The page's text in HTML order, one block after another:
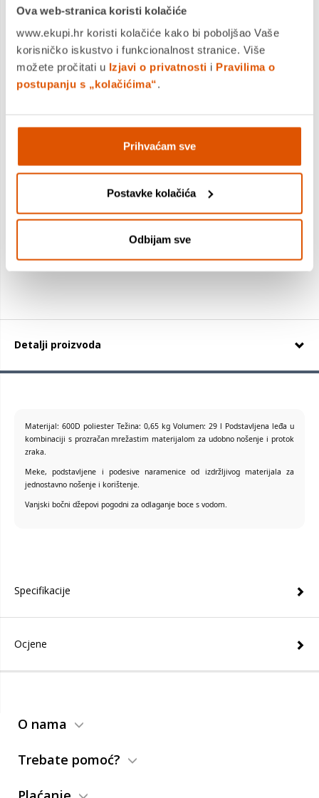
Ova web-stranica koristi kolačiće
www.ekupi.hr koristi kolačiće kako bi poboljšao Vaše
korisničko iskustvo i funkcionalnost stranice. Više
možete pročitati u Izjavi o privatnosti i Pravilima o
postupanju s „kolačićima“.
Prihvaćam sve
Postavke kolačića
Odbijam sve
9,69 €
8,37 €
+
Detalji proizvoda
Materijal: 600D poliester Težina: 0,65 kg Volumen: 29 l Podstavljena leđa u
kombinaciji s prozračan mrežastim materijalom za udobno nošenje i protok
zraka.
Meke, podstavljene i podesive naramenice od izdržljivog materijala za
jednostavno nošenje i korištenje.
Vanjski bočni džepovi pogodni za odlaganje boce s vodom.
Specifikacije
Ocjene
O nama
Trebate pomoć?